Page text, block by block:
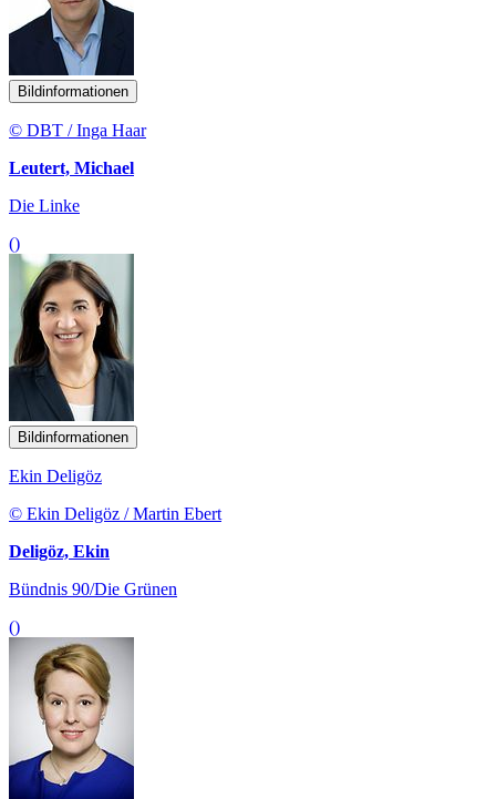
Bildinformationen
© DBT / Inga Haar
Leutert, Michael
Die Linke
()
Bildinformationen
Ekin Deligöz
© Ekin Deligöz / Martin Ebert
Deligöz, Ekin
Bündnis 90/Die Grünen
()